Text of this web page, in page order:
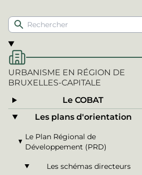
URBANISME EN RÉGION DE
BRUXELLES-CAPITALE
Le COBAT
Les plans d'orientation
Le Plan Régional de
Développement (PRD)
Les schémas directeurs